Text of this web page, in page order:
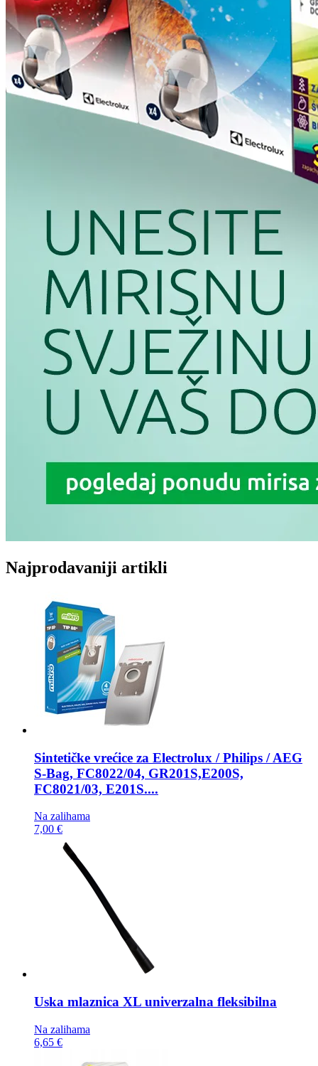
Najprodavaniji artikli
Sintetičke vrećice za Electrolux / Philips / AEG
S-Bag, FC8022/04, GR201S,E200S,
FC8021/03, E201S....
Na zalihama
7,00 €
Uska mlaznica XL univerzalna fleksibilna
Na zalihama
6,65 €